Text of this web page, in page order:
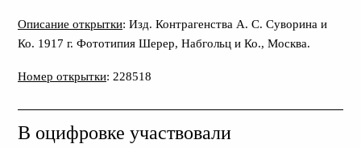
Описание открытки: Изд. Контрагенства А. С. Суворина и
Ко. 1917 г. Фототипия Шерер, Набгольц и Ко., Москва.
Номер открытки: 228518
В оцифровке участвовали